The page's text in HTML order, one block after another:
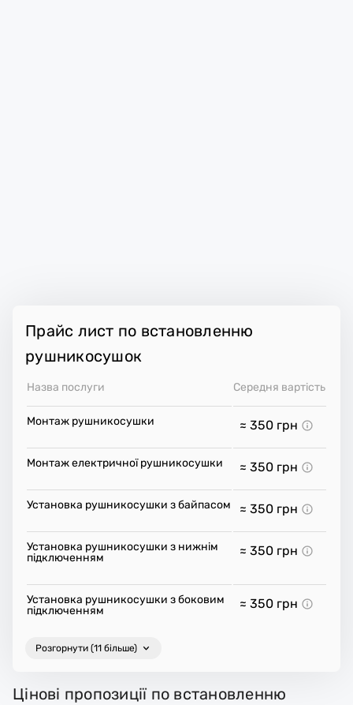
Прайс лист по встановленню
рушникосушок
Назва послуги Середня вартість
Монтаж рушникосушки ≈ 350 грн
Монтаж електричної рушникосушки ≈ 350 грн
Установка рушникосушки з байпасом ≈ 350 грн
Установка рушникосушки з нижнім
підключенням
≈ 350 грн
Установка рушникосушки з боковим
підключенням
≈ 350 грн
Розгорнути (11 більше)
Цінові пропозиції по встановленню